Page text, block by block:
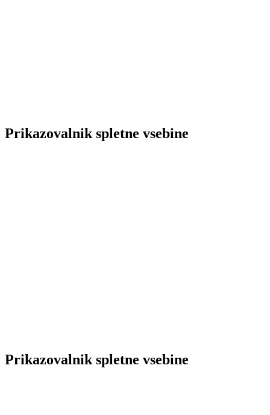
Prikazovalnik spletne vsebine
Prikazovalnik spletne vsebine